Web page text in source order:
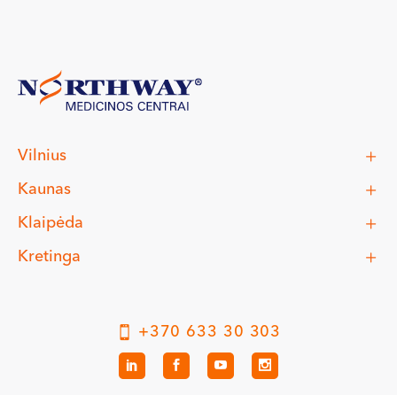
Vilnius
Kaunas
Klaipėda
Kretinga
+370 633 30 303